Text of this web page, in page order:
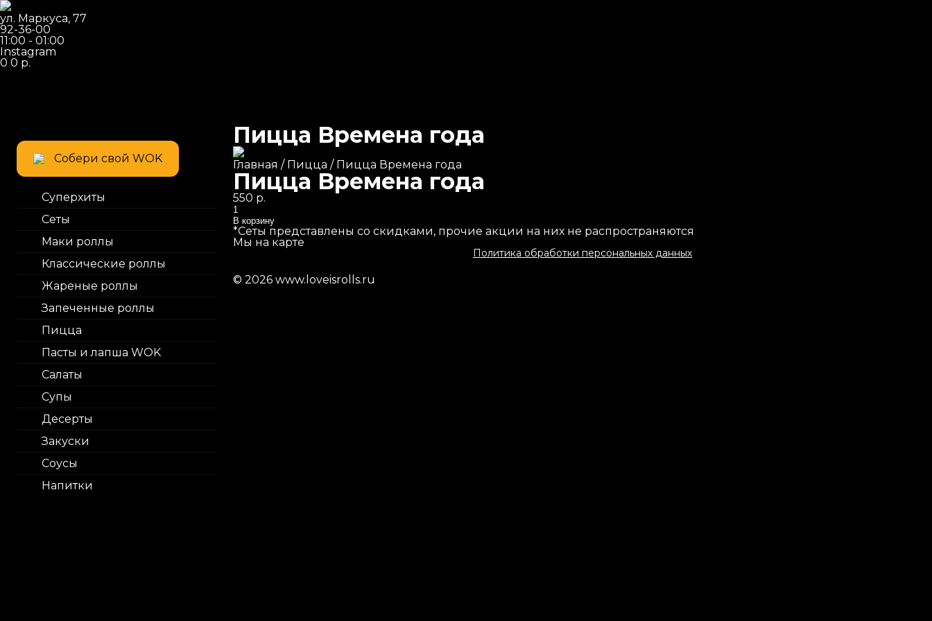
ул. Маркуса, 77
92-36-00
11:00 - 01:00
Instagram
0 0 р.
Собери свой WOK
Суперхиты
Сеты
Маки роллы
Классические роллы
Жареные роллы
Запеченные роллы
Пицца
Пасты и лапша WOK
Салаты
Супы
Десерты
Закуски
Соусы
Напитки
Пицца Времена года
Главная / Пицца / Пицца Времена года
Пицца Времена года
550 р.
Количество
В корзину
*Сеты представлены со скидками, прочие акции на них не распространяются
Мы на карте
Политика обработки персональных данных
© 2026 www.loveisrolls.ru